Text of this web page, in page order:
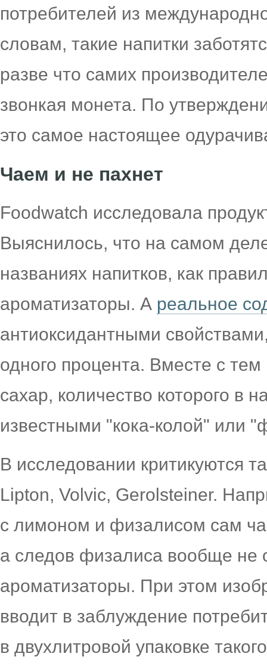
потребителей из
словам, такие напитки
разве что самих
звонкая монета. По
это самое настоящее
Чаем и не пахнет
Foodwatch исследовала
Выяснилось, что на самом
названиях напитков, как
ароматизаторы. А реальное
антиоксидантными
одного процента. Вместе с
сахар, количество которого в
известными "кока-колой" или
В исследовании критикуются
Lіpton, Volvіc, Gerolsteіner.
с лимоном и физалисом сам
а следов физалиса вообще не
ароматизаторы. При этом
вводит в заблуждение
в двухлитровой упаковке